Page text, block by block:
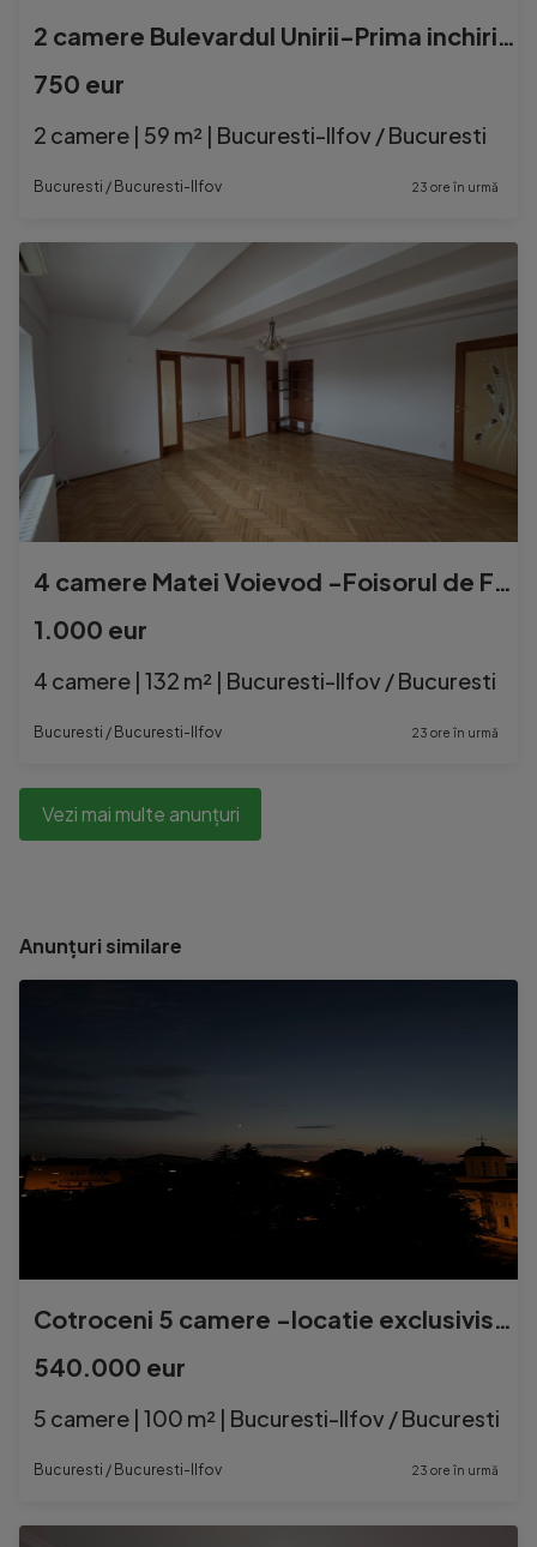
2 camere Bulevardul Unirii-Prima inchiriere
750 eur
2 camere | 59 m² | Bucuresti-Ilfov / Bucuresti
Bucuresti / Bucuresti-Ilfov 23 ore în urmă
4 camere Matei Voievod -Foisorul de Foc
1.000 eur
4 camere | 132 m² | Bucuresti-Ilfov / Bucuresti
Bucuresti / Bucuresti-Ilfov 23 ore în urmă
Vezi mai multe anunțuri
Anunțuri similare
Cotroceni 5 camere -locatie exclusivista
540.000 eur
5 camere | 100 m² | Bucuresti-Ilfov / Bucuresti
Bucuresti / Bucuresti-Ilfov 23 ore în urmă